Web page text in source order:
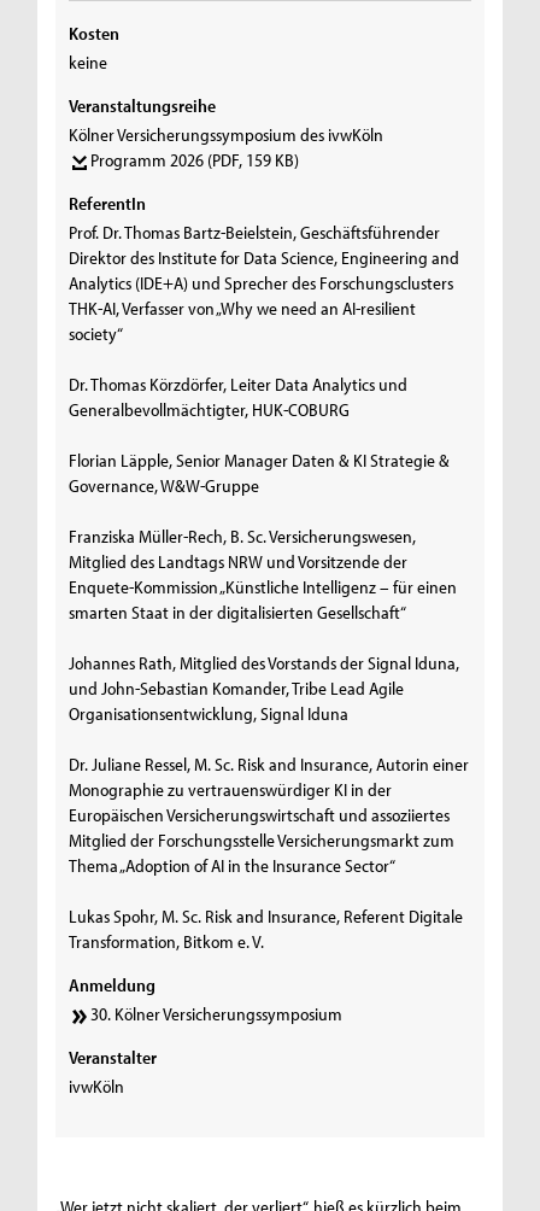
Kosten
keine
Veranstaltungsreihe
Kölner Versicherungssymposium des ivwKöln
Programm 2026 (PDF, 159 KB)
ReferentIn
Prof. Dr. Thomas Bartz-Beielstein, Geschäftsführender
Direktor des Institute for Data Science, Engineering and
Analytics (IDE+A) und Sprecher des Forschungsclusters
THK-AI, Verfasser von „Why we need an AI-resilient
society“
Dr. Thomas Körzdörfer, Leiter Data Analytics und
Generalbevollmächtigter, HUK-COBURG
Florian Läpple, Senior Manager Daten & KI Strategie &
Governance, W&W-Gruppe
Franziska Müller-Rech, B. Sc. Versicherungswesen,
Mitglied des Landtags NRW und Vorsitzende der
Enquete-Kommission „Künstliche Intelligenz – für einen
smarten Staat in der digitalisierten Gesellschaft“
Johannes Rath, Mitglied des Vorstands der Signal Iduna,
und John-Sebastian Komander, Tribe Lead Agile
Organisationsentwicklung, Signal Iduna
Dr. Juliane Ressel, M. Sc. Risk and Insurance, Autorin einer
Monographie zu vertrauenswürdiger KI in der
Europäischen Versicherungswirtschaft und assoziiertes
Mitglied der Forschungsstelle Versicherungsmarkt zum
Thema „Adoption of AI in the Insurance Sector“
Lukas Spohr, M. Sc. Risk and Insurance, Referent Digitale
Transformation, Bitkom e. V.
Anmeldung
30. Kölner Versicherungssymposium
Veranstalter
ivwKöln
„Wer jetzt nicht skaliert, der verliert“, hieß es kürzlich beim